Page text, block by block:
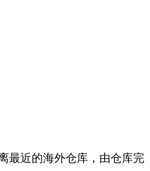
最近的海外仓库，由仓库完